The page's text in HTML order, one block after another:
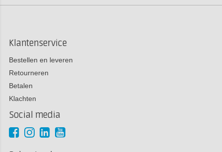
Klantenservice
Bestellen en leveren
Retourneren
Betalen
Klachten
Social media